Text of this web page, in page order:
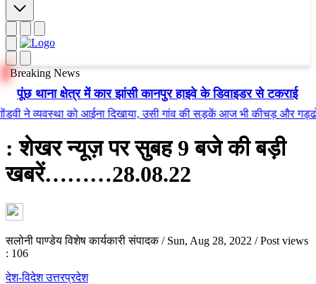
Breaking News
पूंछ थाना क्षेत्र में कार झांसी कानपुर हाइवे के डिवाइडर से टकराई
व्यवस्था को आईना दिखाया, उसी गांव की सड़कें आज भी कीचड़ और गड्ढों में
: शेखर न्यूज़ पर सुबह 9 बजे की बड़ी
खबरें………28.08.22
सलोनी पाण्डेय विशेष कार्यकारी संपादक/ Sun, Aug 28, 2022 /Post views
: 106
देश-विदेशउत्तरप्रदेश